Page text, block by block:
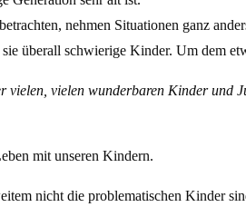
nehmen Situationen ganz
überall schwierige Kinder. Um dem
vielen, vielen wunderbaren Kinder und
mit unseren Kindern.
nicht die problematischen Kinder